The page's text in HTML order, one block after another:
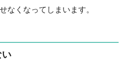
なくなってしまいます。
い